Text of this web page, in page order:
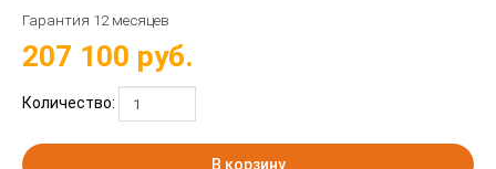
Гарантия 12 месяцев
207 100 руб.
Количество:
В корзину